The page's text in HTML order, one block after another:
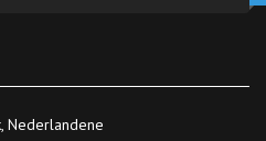
Nederlandene